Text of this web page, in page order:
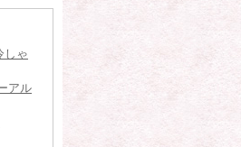
しゃ
アル